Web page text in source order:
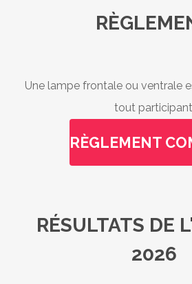
Une lampe frontale ou ventrale
tout
RÈGLEMENT
RÉSULTATS DE
2026